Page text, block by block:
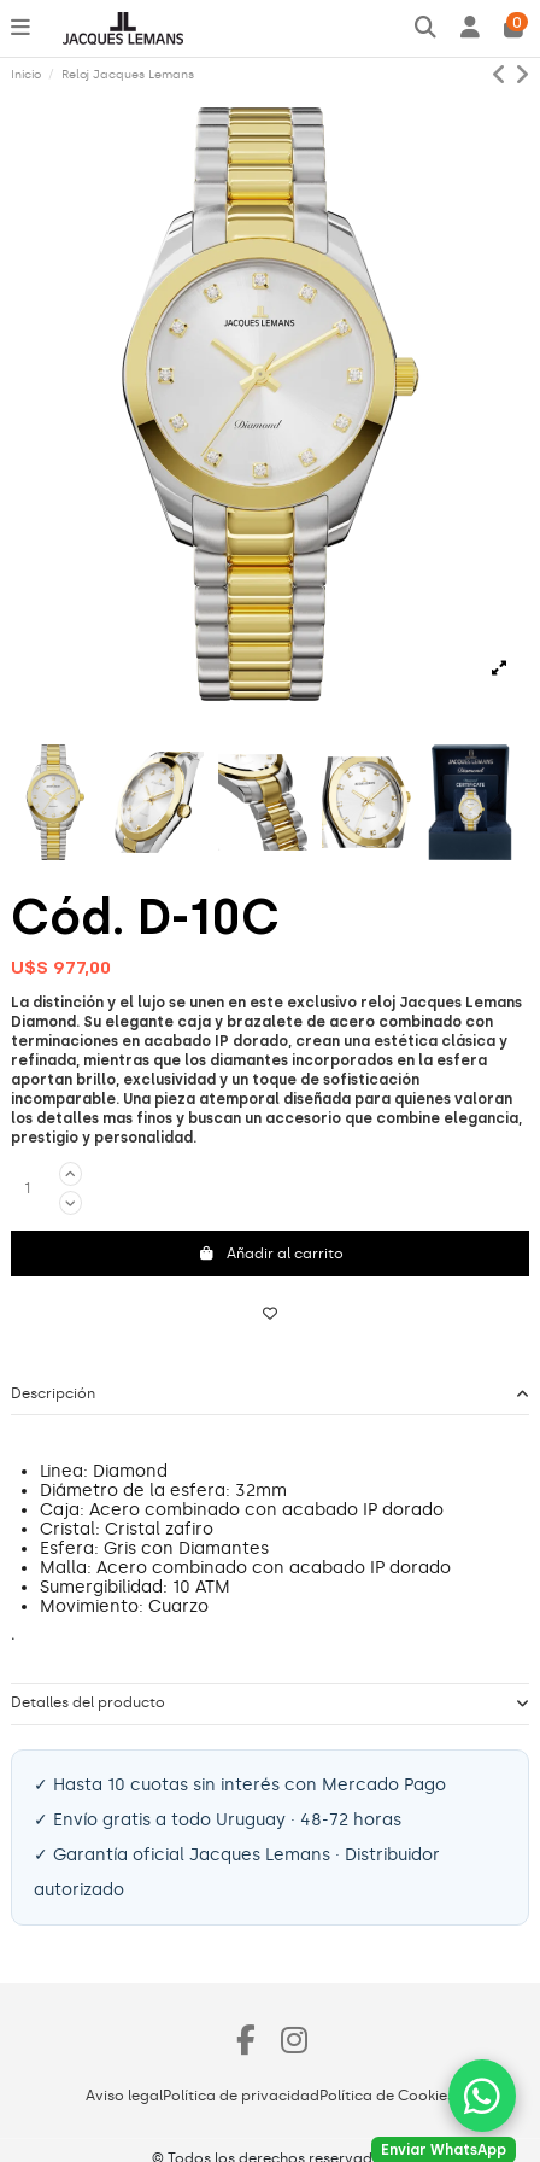
0
Inicio Reloj Jacques Lemans
Cód. D-10C
U$S 977,00
La distinción y el lujo se unen en este exclusivo reloj Jacques Lemans
Diamond. Su elegante caja y brazalete de acero combinado con
terminaciones en acabado IP dorado, crean una estética clásica y
refinada, mientras que los diamantes incorporados en la esfera
aportan brillo, exclusividad y un toque de sofisticación
incomparable. Una pieza atemporal diseñada para quienes valoran
los detalles mas finos y buscan un accesorio que combine elegancia,
prestigio y personalidad.
Añadir al carrito
Descripción
Linea: Diamond
Diámetro de la esfera: 32mm
Caja: Acero combinado con acabado IP dorado
Cristal: Cristal zafiro
Esfera: Gris con Diamantes
Malla: Acero combinado con acabado IP dorado
Sumergibilidad: 10 ATM
Movimiento: Cuarzo
.
Detalles del producto
Aviso legalPolítica de privacidadPolítica de Cookies